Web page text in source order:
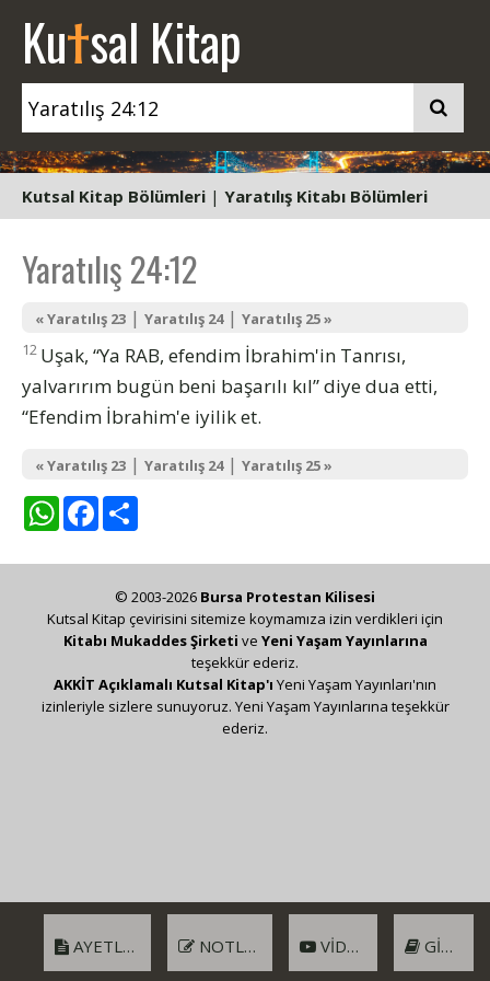
Kutsal Kitap
Kutsal Kitap Bölümleri | Yaratılış Kitabı Bölümleri
Yaratılış 24:12
« Yaratılış 23 | Yaratılış 24| Yaratılış 25 »
12 Uşak, “Ya RAB, efendim İbrahim'in Tanrısı,
yalvarırım bugün beni başarılı kıl” diye dua etti,
“Efendim İbrahim'e iyilik et.
« Yaratılış 23 | Yaratılış 24| Yaratılış 25 »
WhatsAppFacebook
AYETLER NOTLAR VIDEO GIRIŞ
© 2003-2026 Bursa Protestan Kilisesi
Kutsal Kitap çevirisini sitemize koymamıza izin verdikleri için
Kitabı Mukaddes Şirketi ve Yeni Yaşam Yayınlarına
teşekkür ederiz.
AKKİT Açıklamalı Kutsal Kitap'ı Yeni Yaşam Yayınları'nın
izinleriyle sizlere sunuyoruz. Yeni Yaşam Yayınlarına teşekkür
ederiz.